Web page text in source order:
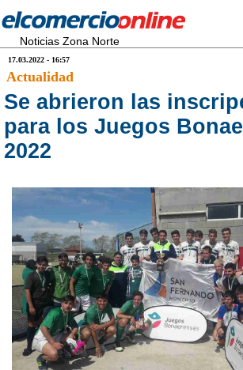
Noticias Zona Norte
17.03.2022 - 16:57
Actualidad
Se abrieron las
para los Juegos
2022